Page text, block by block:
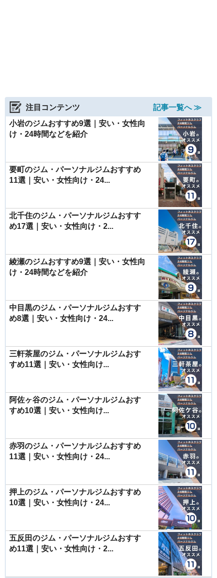
注目コンテンツ
記事一覧へ ≫
小岩のジムおすすめ9選｜安い・女性向
け・24時間などを紹介
要町のジム・パーソナルジムおすすめ
11選｜安い・女性向け・24...
北千住のジム・パーソナルジムおすす
め17選｜安い・女性向け・2...
綾瀬のジムおすすめ9選｜安い・女性向
け・24時間などを紹介
中目黒のジム・パーソナルジムおすす
め8選｜安い・女性向け・24...
三軒茶屋のジム・パーソナルジムおす
すめ11選｜安い・女性向け...
阿佐ヶ谷のジム・パーソナルジムおす
すめ10選｜安い・女性向け...
赤羽のジム・パーソナルジムおすすめ
11選｜安い・女性向け・24...
押上のジム・パーソナルジムおすすめ
10選｜安い・女性向け・24...
五反田のジム・パーソナルジムおすす
め11選｜安い・女性向け・2...